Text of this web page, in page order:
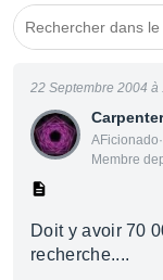
Membre
22 Septembre 2004 à
Doit y avoir 70
recherche....